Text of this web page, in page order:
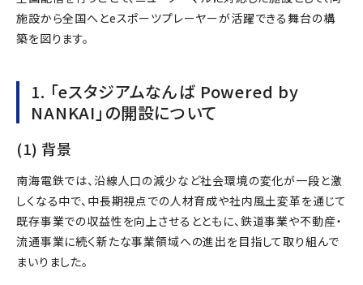
施設から全国へとeスポーツプレーヤーが活躍できる舞台の構
築を図ります。
1. 「eスタジアムなんば Powered by
NANKAI」の開設について
(1) 背景
南海電鉄では、沿線人口の減少など社会環境の変化が一段と激
しくなる中で、中長期視点での人材育成や社内風土変革を通じて
既存事業での収益性を向上させるとともに、鉄道事業や不動産・
流通事業に続く新たな事業領域への進出を目指して取り組んで
まいりました。